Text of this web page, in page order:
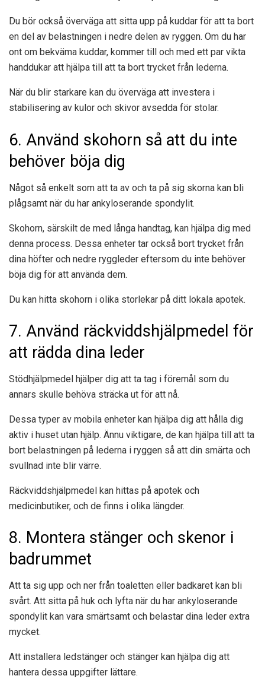
Du bör också överväga att sitta upp på kuddar för att ta bort
en del av belastningen i nedre delen av ryggen. Om du har
ont om bekväma kuddar, kommer till och med ett par vikta
handdukar att hjälpa till att ta bort trycket från lederna.
När du blir starkare kan du överväga att investera i
stabilisering av kulor och skivor avsedda för stolar.
6. Använd skohorn så att du inte
behöver böja dig
Något så enkelt som att ta av och ta på sig skorna kan bli
plågsamt när du har ankyloserande spondylit.
Skohorn, särskilt de med långa handtag, kan hjälpa dig med
denna process. Dessa enheter tar också bort trycket från
dina höfter och nedre ryggleder eftersom du inte behöver
böja dig för att använda dem.
Du kan hitta skohorn i olika storlekar på ditt lokala apotek.
7. Använd räckviddshjälpmedel för
att rädda dina leder
Stödhjälpmedel hjälper dig att ta tag i föremål som du
annars skulle behöva sträcka ut för att nå.
Dessa typer av mobila enheter kan hjälpa dig att hålla dig
aktiv i huset utan hjälp. Ännu viktigare, de kan hjälpa till att ta
bort belastningen på lederna i ryggen så att din smärta och
svullnad inte blir värre.
Räckviddshjälpmedel kan hittas på apotek och
medicinbutiker, och de finns i olika längder.
8. Montera stänger och skenor i
badrummet
Att ta sig upp och ner från toaletten eller badkaret kan bli
svårt. Att sitta på huk och lyfta när du har ankyloserande
spondylit kan vara smärtsamt och belastar dina leder extra
mycket.
Att installera ledstänger och stänger kan hjälpa dig att
hantera dessa uppgifter lättare.